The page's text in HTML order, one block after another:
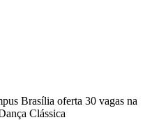
Brasília oferta 30 vagas na
Clássica